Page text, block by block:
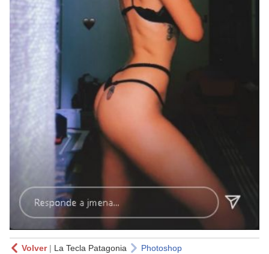
Volver| La Tecla Patagonia Photoshop